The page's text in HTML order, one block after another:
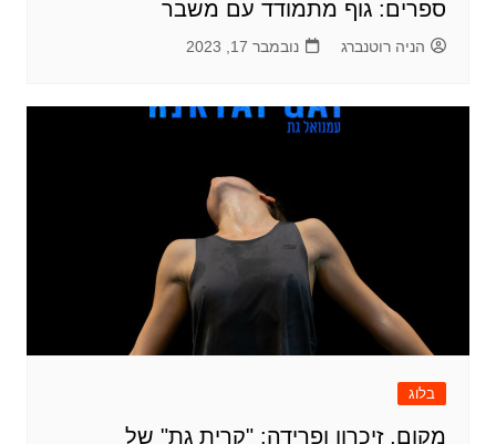
ספרים: גוף מתמודד עם משבר
הניה רוטנברג נובמבר 17, 2023
בלוג
מקום, זיכרון ופרידה: "קרית גת" של